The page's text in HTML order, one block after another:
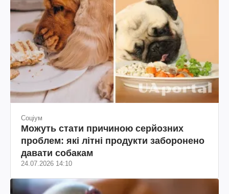
Соціум
Можуть стати причиною серйозних
проблем: які літні продукти заборонено
давати собакам
24.07.2026 14:10